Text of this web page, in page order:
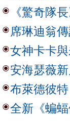
《驚奇隊
席琳迪翁
女神卡卡
安海瑟薇
布萊德彼
全新《蝙